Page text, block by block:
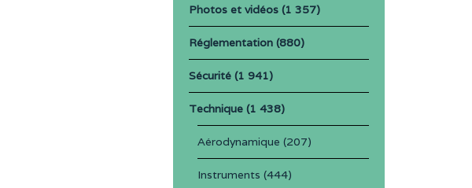
Photos et vidéos(1 357)
Réglementation(880)
Sécurité(1 941)
Technique(1 438)
Aérodynamique (207)
Instruments (444)